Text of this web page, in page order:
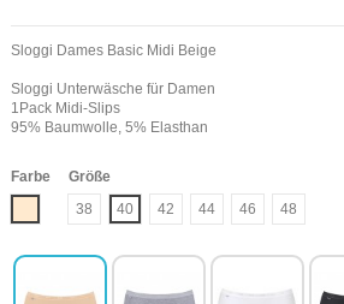
Sloggi Dames Basic Midi Beige
Sloggi Unterwäsche für Damen
1Pack Midi-Slips
95% Baumwolle, 5% Elasthan
Farbe
Größe
38
40 42 44 46 48